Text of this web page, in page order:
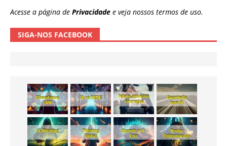
Acesse a página de Privacidade e veja nossos termos de uso.
SIGA-NOS FACEBOOK